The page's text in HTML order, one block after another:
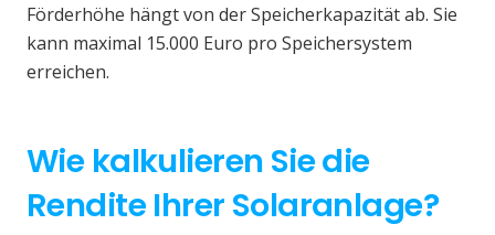
Förderhöhe hängt von der Speicherkapazität ab. Sie
kann maximal 15.000 Euro pro Speichersystem
erreichen.
Wie kalkulieren Sie die
Rendite Ihrer Solaranlage?